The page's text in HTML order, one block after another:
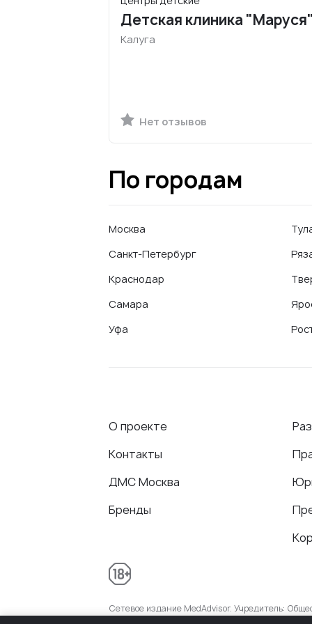
Детская клиника "Маруся"
Калуга
Нет отзывов
По городам
Москва
Санкт-Петербург
Краснодар
Самара
Уфа
О проекте
Контакты
ДМС Москва
Бренды
Сетевое издание MedAdvisor. Учредитель: